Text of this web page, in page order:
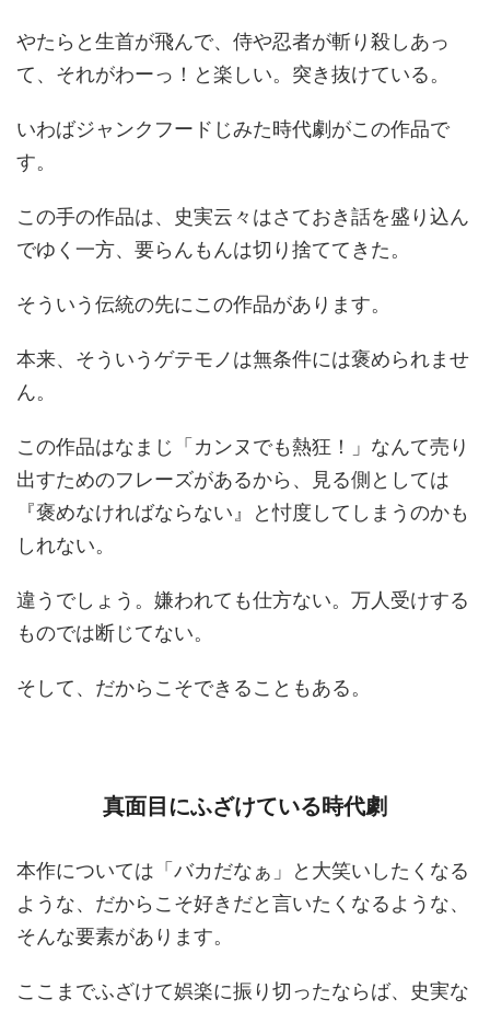
やたらと生首が飛んで、侍や忍者が斬り殺しあっ
て、それがわーっ！と楽しい。突き抜けている。
いわばジャンクフードじみた時代劇がこの作品で
す。
この手の作品は、史実云々はさておき話を盛り込ん
でゆく一方、要らんもんは切り捨ててきた。
そういう伝統の先にこの作品があります。
本来、そういうゲテモノは無条件には褒められませ
ん。
この作品はなまじ「カンヌでも熱狂！」なんて売り
出すためのフレーズがあるから、見る側としては
『褒めなければならない』と忖度してしまうのかも
しれない。
違うでしょう。嫌われても仕方ない。万人受けする
ものでは断じてない。
そして、だからこそできることもある。
真面目にふざけている時代劇
本作については「バカだなぁ」と大笑いしたくなる
ような、だからこそ好きだと言いたくなるような、
そんな要素があります。
ここまでふざけて娯楽に振り切ったならば、史実な